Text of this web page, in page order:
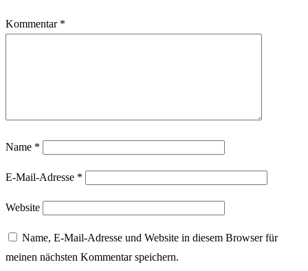
Kommentar *
Name *
E-Mail-Adresse *
Website
Name, E-Mail-Adresse und Website in diesem Browser für
meinen nächsten Kommentar speichern.